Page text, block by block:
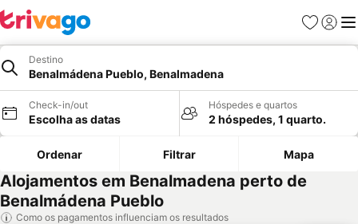
Favoritos
Iniciar
Destino
Benalmádena Pueblo, Benalmadena
Check-in/out
Escolha as datas
Hóspedes e quartos
2 hóspedes, 1 quarto.
Ordenar Filtrar Mapa
Alojamentos em Benalmadena perto de
Benalmádena Pueblo
Como os pagamentos influenciam os resultados